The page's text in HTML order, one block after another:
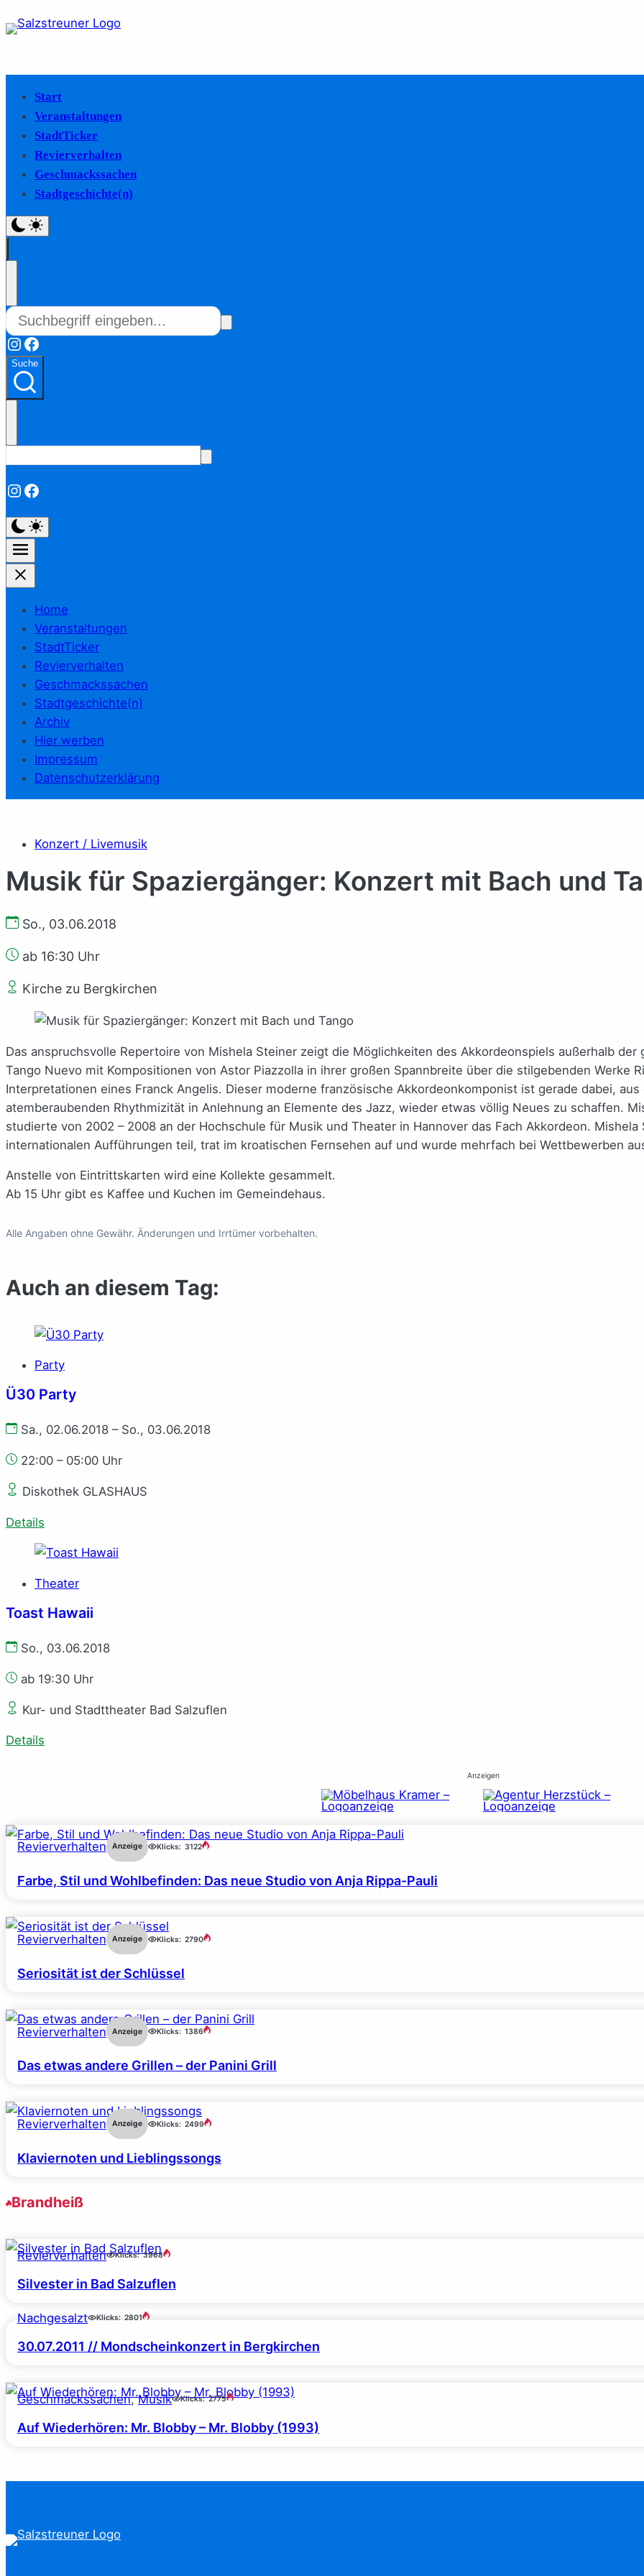
Start
Veranstaltungen
StadtTicker
Revierverhalten
Geschmackssachen
Stadtgeschichte(n)
Instagram
Facebook
Suche
Instagram
Facebook
Home
Veranstaltungen
StadtTicker
Revierverhalten
Geschmackssachen
Stadtgeschichte(n)
Archiv
Hier werben
Impressum
Datenschutzerklärung
Konzert / Livemusik
Musik für Spaziergänger: Konzert mit Bach und
So., 03.06.2018
ab 16:30 Uhr
Kirche zu Bergkirchen
Das anspruchsvolle Repertoire von Mishela Steiner zeigt die Möglichkeiten des Akkordeonspiels außerhalb
Tango Nuevo mit Kompositionen von Astor Piazzolla in ihrer großen Spannbreite über die stilgebenden Werke
Interpretationen eines Franck Angelis. Dieser moderne französische Akkordeonkomponist ist gerade dabei,
atemberaubenden Rhythmizität in Anlehnung an Elemente des Jazz, wieder etwas völlig Neues zu schaffen.
studierte von 2002 – 2008 an der Hochschule für Musik und Theater in Hannover das Fach Akkordeon.
internationalen Aufführungen teil, trat im kroatischen Fernsehen auf und wurde mehrfach bei Wettbewerben
Anstelle von Eintrittskarten wird eine Kollekte gesammelt.
Ab 15 Uhr gibt es Kaffee und Kuchen im Gemeindehaus.
Alle Angaben ohne Gewähr. Änderungen und Irrtümer vorbehalten.
Auch an diesem Tag:
Party
Ü30 Party
Sa., 02.06.2018 – So., 03.06.2018
22:00 – 05:00 Uhr
Diskothek GLASHAUS
Details
Theater
Toast Hawaii
So., 03.06.2018
ab 19:30 Uhr
Kur- und Stadttheater Bad Salzuflen
Details
Anzeigen
Revierverhalten Anzeige Klicks: 3122
Farbe, Stil und Wohlbefinden: Das neue Studio von Anja Rippa-Pauli
Revierverhalten Anzeige Klicks: 2790
Seriosität ist der Schlüssel
Revierverhalten Anzeige Klicks: 1386
Das etwas andere Grillen – der Panini Grill
Revierverhalten Anzeige Klicks: 2499
Klaviernoten und Lieblingssongs
Brandheiß
Revierverhalten Klicks: 3968
Silvester in Bad Salzuflen
Nachgesalzt Klicks: 2801
30.07.2011 // Mondscheinkonzert in Bergkirchen
Geschmackssachen, Musik Klicks: 2775
Auf Wiederhören: Mr. Blobby – Mr. Blobby (1993)